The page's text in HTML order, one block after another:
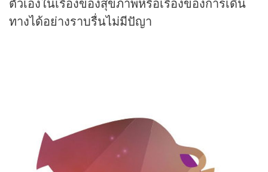
ทางได้อย่างราบรื่นไม่มีปัญา